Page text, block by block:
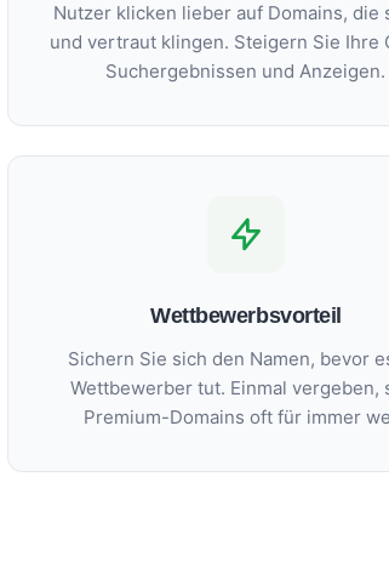
Nutzer klicken lieber auf Domains, die
und vertraut klingen. Steigern Sie Ihre
Suchergebnissen und Anzeigen.
Wettbewerbsvorteil
Sichern Sie sich den Namen, bevor
Wettbewerber tut. Einmal vergeben,
Premium-Domains oft für immer